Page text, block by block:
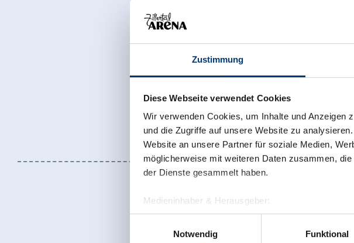
Zustimmung
Diese Webseite verwendet Cookies
Wir verwenden Cookies, um Inhalte und Anzeigen
und die Zugriffe auf unsere Website zu
Website an unsere Partner für soziale Medien,
möglicherweise mit weiteren Daten zusammen,
der Dienste gesammelt haben.
Medieninhaber & Herausgeber:
Zeller Bergbahnen Zillertal GmbH & Co KG
Rohr 23// A-6280 Zell am Ziller
Notwendig
Funktional